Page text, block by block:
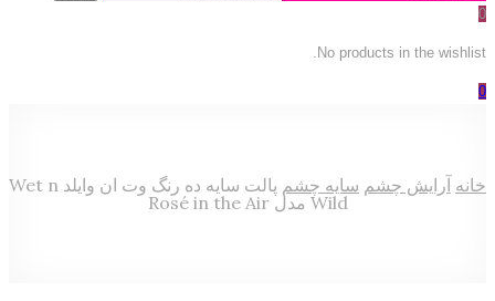
0
No products in the wishlist.
0
خانه آرایش چشم سایه چشم
پالت سایه ده رنگ وت ان وایلد Wet n
Wild مدل Rosé in the Air